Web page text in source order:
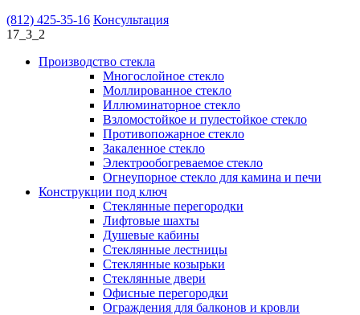
(812) 425-35-16 Консультация
17_3_2
Производство стекла
Многослойное стекло
Моллированное стекло
Иллюминаторное стекло
Взломостойкое и пулестойкое стекло
Противопожарное стекло
Закаленное стекло
Электрообогреваемое стекло
Огнеупорное стекло для камина и печи
Конструкции под ключ
Стеклянные перегородки
Лифтовые шахты
Душевые кабины
Cтеклянные лестницы
Cтеклянные козырьки
Cтеклянные двери
Офисные перегородки
Ограждения для балконов и кровли